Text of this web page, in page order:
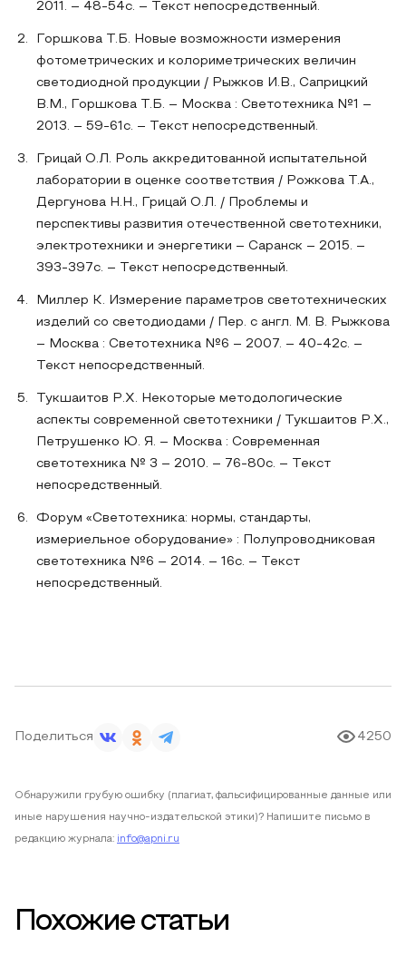
2011. – 48-54с. – Текст непосредственный.
Горшкова Т.Б. Новые возможности измерения
фотометрических и колориметрических величин
светодиодной продукции / Рыжков И.В., Саприцкий
В.М., Горшкова Т.Б. – Москва : Светотехника №1 –
2013. – 59-61с. – Текст непосредственный.
Грицай О.Л. Роль аккредитованной испытательной
лаборатории в оценке соответствия / Рожкова Т.А.,
Дергунова Н.Н., Грицай О.Л. / Проблемы и
перспективы развития отечественной светотехники,
электротехники и энергетики – Саранск – 2015. –
393-397с. – Текст непосредственный.
Миллер К. Измерение параметров светотехнических
изделий со светодиодами / Пер. с англ. М. В. Рыжкова
– Москва : Светотехника №6 – 2007. – 40-42с. –
Текст непосредственный.
Тукшаитов Р.Х. Некоторые методологические
аспекты современной светотехники / Тукшаитов Р.Х.,
Петрушенко Ю. Я. – Москва : Современная
светотехника № 3 – 2010. – 76-80с. – Текст
непосредственный.
Форум «Светотехника: нормы, стандарты,
измериельное оборудование» : Полупроводниковая
светотехника №6 – 2014. – 16с. – Текст
непосредственный.
Поделиться 4250
Обнаружили грубую ошибку (плагиат, фальсифицированные данные или
иные нарушения научно-издательской этики)? Напишите письмо в
редакцию журнала: info@apni.ru
Похожие статьи